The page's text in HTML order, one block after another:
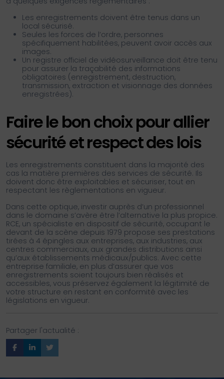
Les enregistrements doivent être tenus dans un
local sécurisé.
Seules les forces de l’ordre, personnes
spécifiquement habilitées, peuvent avoir accès aux
images.
Un registre officiel de vidéosurveillance doit être tenu
pour assurer la traçabilité des informations
obligatoires (enregistrement, destruction,
transmission, extraction et visionnage des données
enregistrées).
Faire le bon choix pour allier
sécurité et respect des lois
Les enregistrements constituent dans la majorité des
cas la matière premières des services de sécurité. Ils
doivent donc être exploitables et sécuriser, tout en
respectant les règlementations en vigueur.
Dans cette optique, investir auprès d’un professionnel
dans le domaine s’avère être l’alternative la plus propice.
RCE, un spécialiste en dispositif de sécurité, occupant le
devant de la scène depuis 1979 propose ses prestations
tirées à 4 épingles aux entreprises, aux industries, aux
centres commerciaux, aux grandes distributions ainsi
qu’aux établissements médicaux/publics. Avec cette
entreprise familiale, en plus d’assurer que vos
enregistrements soient toujours bien réalisés et
accessibles, vous préservez également la légitimité de
votre structure en restant en conformité avec les
législations en vigueur.
Partager l'actualité :